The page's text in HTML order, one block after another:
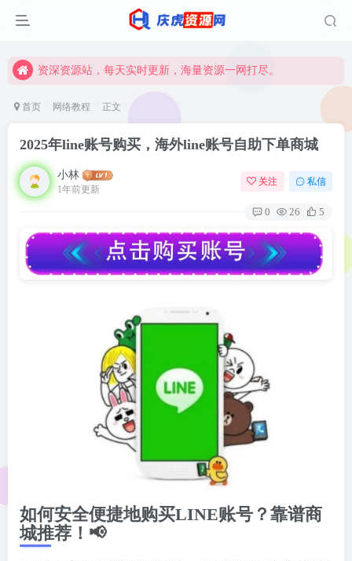
资深资源站，每天实时更新，海量资源一网打尽。
资深资源站，每天实时更新，海量资源一网打尽。
【启明网】找项目 + 低成本创业 + 减少信息差 + 见识各种项目 + 提升网创认知。
首页 网络教程 正文
2025年line账号购买，海外line账号自助下单商城
小林
1年前更新
关注 私信
0 26 5
如何安全便捷地购买LINE账号？靠谱商
城推荐！📢